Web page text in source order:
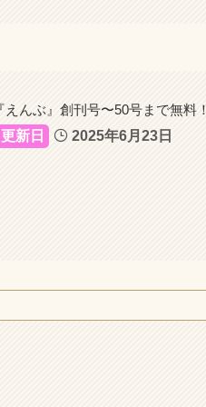
えんぶ』創刊号〜50号まで無料！
2025年6月23日